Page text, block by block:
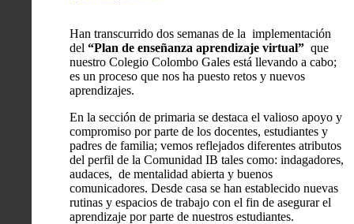
Han transcurrido dos semanas de la implementación
del “Plan de enseñanza aprendizaje virtual” que
nuestro Colegio Colombo Gales está llevando a cabo;
es un proceso que nos ha puesto retos y nuevos
aprendizajes.
En la sección de primaria se destaca el valioso apoyo y
compromiso por parte de los docentes, estudiantes y
padres de familia; vemos reflejados diferentes atributos
del perfil de la Comunidad IB tales como: indagadores,
audaces, de mentalidad abierta y buenos
comunicadores. Desde casa se han establecido nuevas
rutinas y espacios de trabajo con el fin de asegurar el
aprendizaje por parte de nuestros estudiantes.